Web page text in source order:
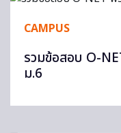
CAMPUS
รวมข้อสอบ O-
ม.6